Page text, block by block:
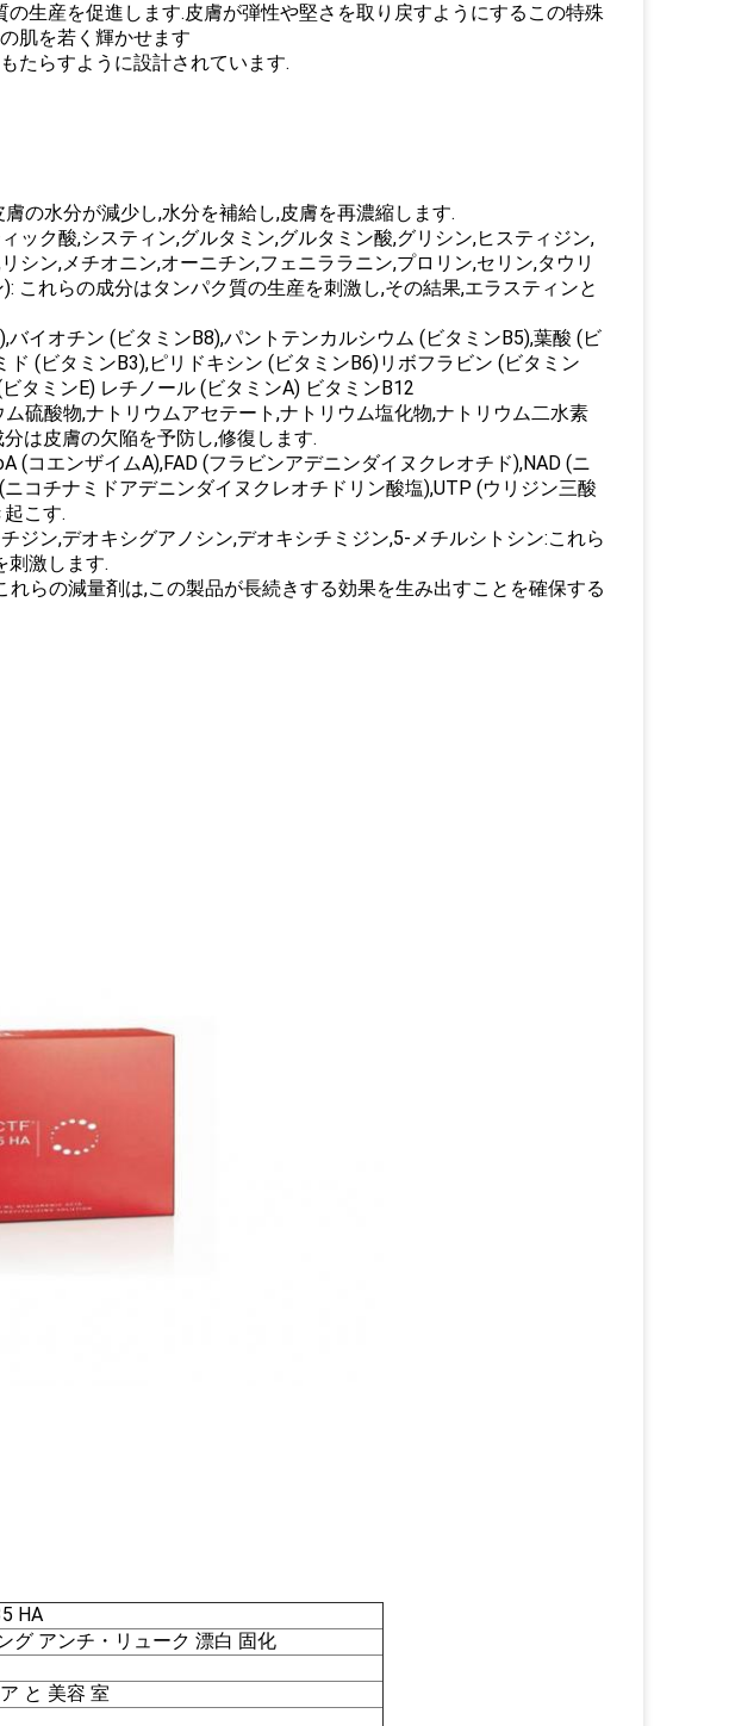
生産を促進します.皮膚が弾性や堅さを取り戻すようにするこの特殊
肌を若く輝かせます
たらすように設計されています.
の水分が減少し,水分を補給し,皮膚を再濃縮します.
ック酸,システィン,グルタミン,グルタミン酸,グリシン,ヒスティジン,
シン,メチオニン,オーニチン,フェニララニン,プロリン,セリン,タウリ
これらの成分はタンパク質の生産を刺激し,その結果,エラスティンと
バイオチン (ビタミンB8),パントテンカルシウム (ビタミンB5),葉酸 (ビ
(ビタミンB3),ピリドキシン (ビタミンB6)リボフラビン (ビタミン
タミンE) レチノール (ビタミンA) ビタミンB12
硫酸物,ナトリウムアセテート,ナトリウム塩化物,ナトリウム二水素
は皮膚の欠陥を予防し,修復します.
(コエンザイムA),FAD (フラビンアデニンダイヌクレオチド),NAD (ニ
コチナミドアデニンダイヌクレオチドリン酸塩),UTP (ウリジン三酸
こす.
ジン,デオキシグアノシン,デオキシチミジン,5-メチルシトシン:これら
刺激します.
れらの減量剤は,この製品が長続きする効果を生み出すことを確保する
HA
グ アンチ・リューク 漂白 固化
と 美容 室